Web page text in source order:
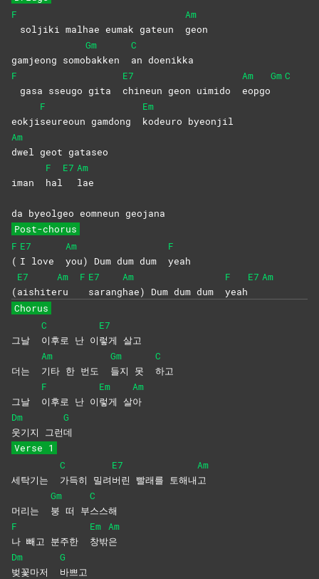
F
soljiki malhae eumak gateun
Am
geon
gamjeong somo
Gm
bakken
C
an doenikka
F
gasa sseugo gita
E7
chineun geon uimido
Am
eopgo
Gm C
eokji
F
seureoun gamdong
Em
kodeuro byeonjil
Am
dwel geot gataseo
iman
F
hal
E7 Am
lae
da byeolgeo eomneun geojana
Post-chorus
F
(
E7
I love
Am
you) Dum dum dum
F
yeah
(
E7
aishite
Am
ru
F E7
sarang
Am
hae) Dum dum dum
F
yeah
E7 Am
Chorus
그날
C
이후로 난 이
E7
렇게 살고
더는
Am
기타 한 번도
Gm
들지 못
C
하고
그날
F
이후로 난 이
Em
렇게 살
Am
아
Dm
웃기지 그런
G
데
Verse 1
세탁기는
C
가득히 밀려
E7
버린 빨래를 토해내
Am
고
머리는
Gm
붕 떠 부
C
스스해
F
나 빼고 분주한
Em
창밖
Am
은
Dm
벚꽃마저
G
바쁘고